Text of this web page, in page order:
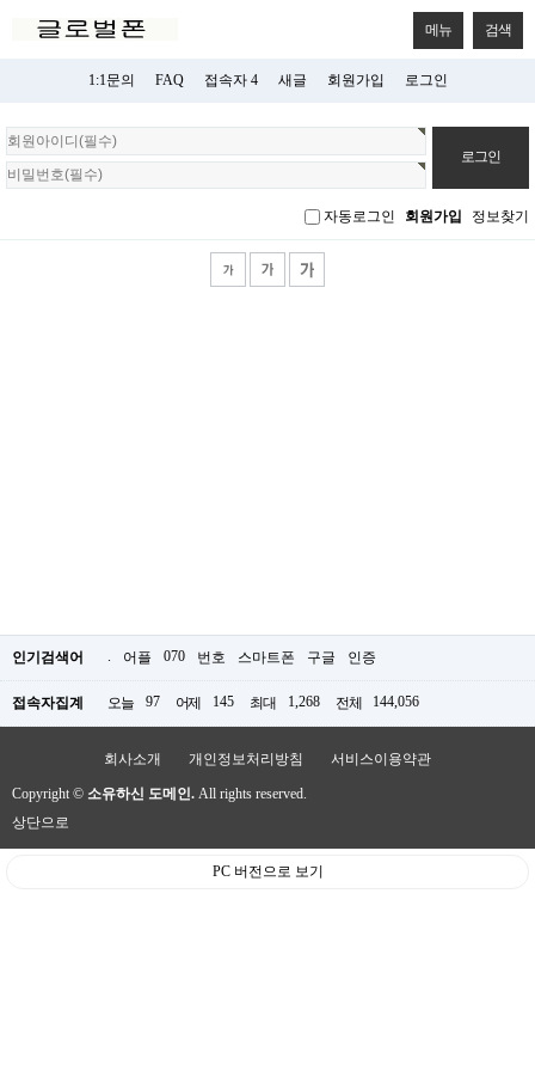
메뉴 검색
1:1문의 FAQ 접속자 4 새글 회원가입 로그인
회
원
로
자동로그인 회원가입 정보찾기
인기검색어 . 어플 070 번호 스마트폰 구글 인증
접속자집계 오늘 97 어제 145 최대 1,268 전체 144,056
회사소개 개인정보처리방침 서비스이용약관
Copyright © 소유하신 도메인. All rights reserved.
상단으로
PC 버전으로 보기